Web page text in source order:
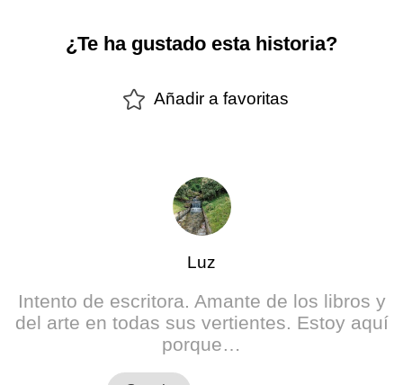
¿Te ha gustado esta historia?
Añadir a favoritas
Luz
Intento de escritora. Amante de los libros y
del arte en todas sus vertientes. Estoy aquí
porque…